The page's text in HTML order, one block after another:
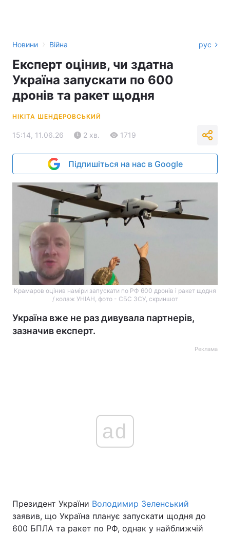
Новини › Війна рус
Експерт оцінив, чи здатна
Україна запускати по 600
дронів та ракет щодня
НІКІТА ШЕНДЕРОВСЬКИЙ
15:14, 11.06.26 2 хв. 1719
Підпишіться на нас в Google
Крамаров оцінив наміри запускати по РФ 600 дронів і ракет щодня
/ колаж УНІАН, фото - СБС ЗСУ, скриншот
Україна вже не раз дивувала партнерів,
зазначив експерт.
Реклама
ad
Президент України Володимир Зеленський
заявив, що Україна планує запускати щодня до
600 БПЛА та ракет по РФ, однак у найближчій